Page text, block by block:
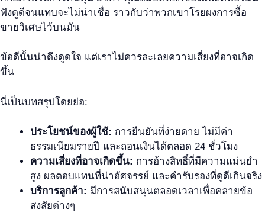
ฟังดูดีจนแทบจะไม่น่าเชื่อ ราวกับว่าพวกเขาโรยผงการซื้อ
ขายวิเศษไว้บนมัน
ข้อดีนั้นน่าดึงดูดใจ แต่เราไม่ควรละเลยความเสี่ยงที่อาจเกิด
ขึ้น
นี่เป็นบทสรุปโดยย่อ:
ประโยชน์ของผู้ใช้: การยืนยันที่ง่ายดาย ไม่มีค่า
ธรรมเนียมรายปี และถอนเงินได้ตลอด 24 ชั่วโมง
ความเสี่ยงที่อาจเกิดขึ้น: การอ้างสิทธิ์ที่มีความแม่นยำ
สูง ผลตอบแทนที่น่าอัศจรรย์ และคำรับรองที่ดูดีเกินจริง
บริการลูกค้า: มีการสนับสนุนตลอดเวลาเพื่อคลายข้อ
สงสัยต่างๆ